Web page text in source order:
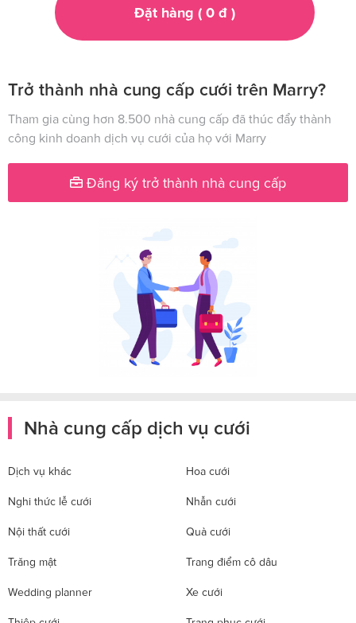
Đặt hàng ( 0đ )
Trở thành nhà cung cấp cưới trên Marry?
Tham gia cùng hơn 8.500 nhà cung cấp đã thúc đẩy thành
công kinh doanh dịch vụ cưới của họ với Marry
Đăng ký trở thành nhà cung cấp
Nhà cung cấp dịch vụ cưới
Dịch vụ khác Hoa cưới
Nghi thức lễ cưới Nhẫn cưới
Nội thất cưới Quà cưới
Trăng mật Trang điểm cô dâu
Wedding planner Xe cưới